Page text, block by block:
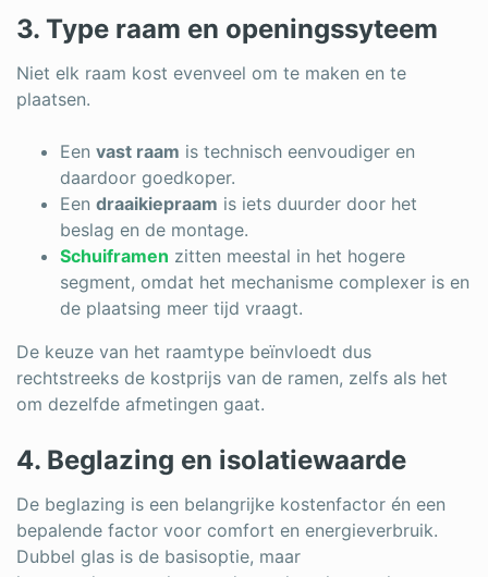
3. Type raam en openingssyteem
Niet elk raam kost evenveel om te maken en te
plaatsen.
Een vast raam is technisch eenvoudiger en
daardoor goedkoper.
Een draaikiepraam is iets duurder door het
beslag en de montage.
Schuiframen zitten meestal in het hogere
segment, omdat het mechanisme complexer is en
de plaatsing meer tijd vraagt.
De keuze van het raamtype beïnvloedt dus
rechtstreeks de kostprijs van de ramen, zelfs als het
om dezelfde afmetingen gaat.
4. Beglazing en isolatiewaarde
De beglazing is een belangrijke kostenfactor én een
bepalende factor voor comfort en energieverbruik.
Dubbel glas is de basisoptie, maar